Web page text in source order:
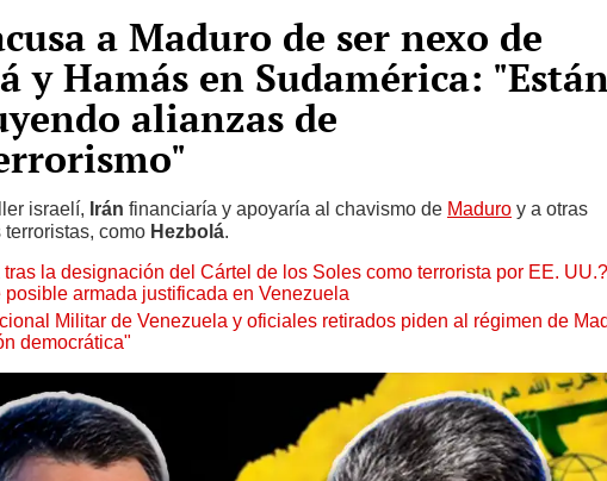
a Maduro de ser nexo de
y Hamás en Sudamérica:
alianzas de
israelí, Irán financiaría y apoyaría al chavismo de Maduro y a otras
como Hezbolá.
la designación del Cártel de los Soles como terrorista por EE. UU.?
posible armada justificada en Venezuela
Militar de Venezuela y oficiales retirados piden al régimen de
democrática"